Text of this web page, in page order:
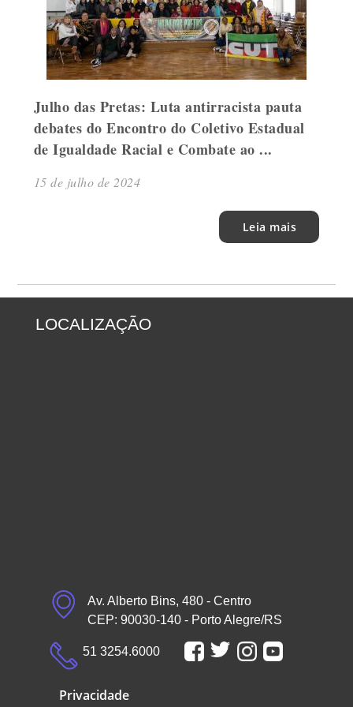
Julho das Pretas: Luta antirracista pauta
debates do Encontro do Coletivo Estadual
de Igualdade Racial e Combate ao ...
15 de julho de 2024
Leia mais
LOCALIZAÇÃO
Av. Alberto Bins, 480 - Centro
CEP: 90030-140 - Porto Alegre/RS
51 3254.6000
Privacidade